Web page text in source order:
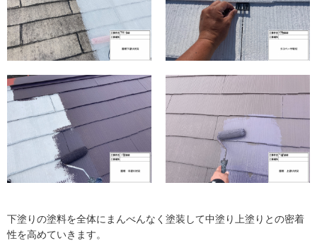
下塗りの塗料を全体にまんべんなく塗装して中塗り上塗りとの密着
性を高めていきます。